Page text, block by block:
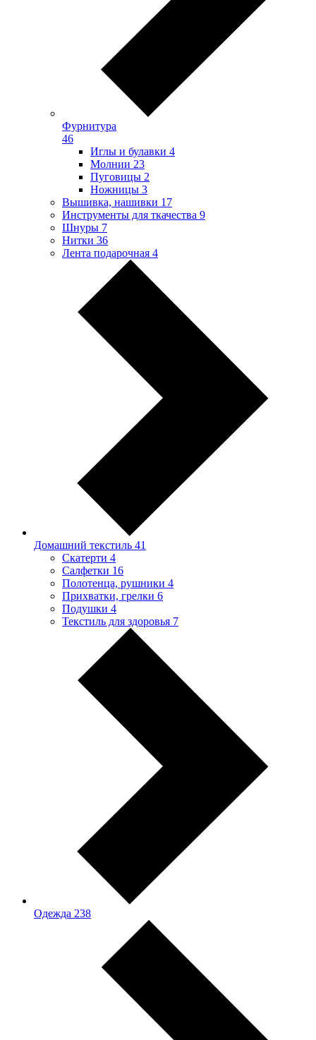
Фурнитура
46
Иглы и булавки 4
Молнии 23
Пуговицы 2
Ножницы 3
Вышивка, нашивки 17
Инструменты для ткачества 9
Шнуры 7
Нитки 36
Лента подарочная 4
Домашний текстиль 41
Скатерти 4
Салфетки 16
Полотенца, рушники 4
Прихватки, грелки 6
Подушки 4
Текстиль для здоровья 7
Одежда 238